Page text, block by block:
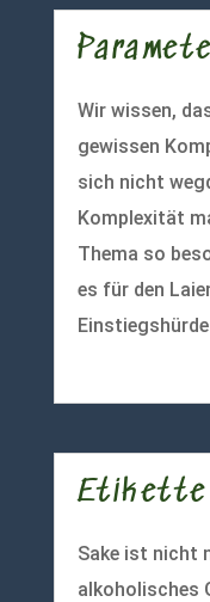
Wir wissen,
gewissen
sich nicht
Komplexität
Thema so
es für den
Etikette
Sake ist nicht
alkoholisches